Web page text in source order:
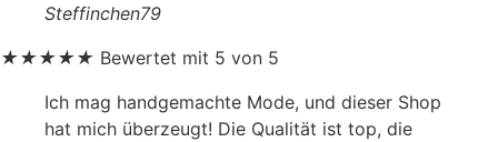
Steffinchen79
★★★★★ Bewertet mit 5 von 5
Ich mag handgemachte Mode, und dieser Shop
hat mich überzeugt! Die Qualität ist top, die